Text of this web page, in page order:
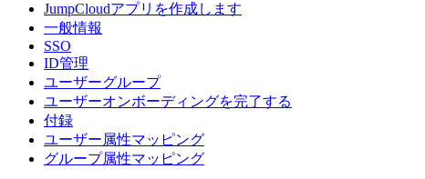
JumpCloudアプリを作成します
一般情報
SSO
ID管理
ユーザーグループ
ユーザーオンボーディングを完了する
付録
ユーザー属性マッピング
グループ属性マッピング